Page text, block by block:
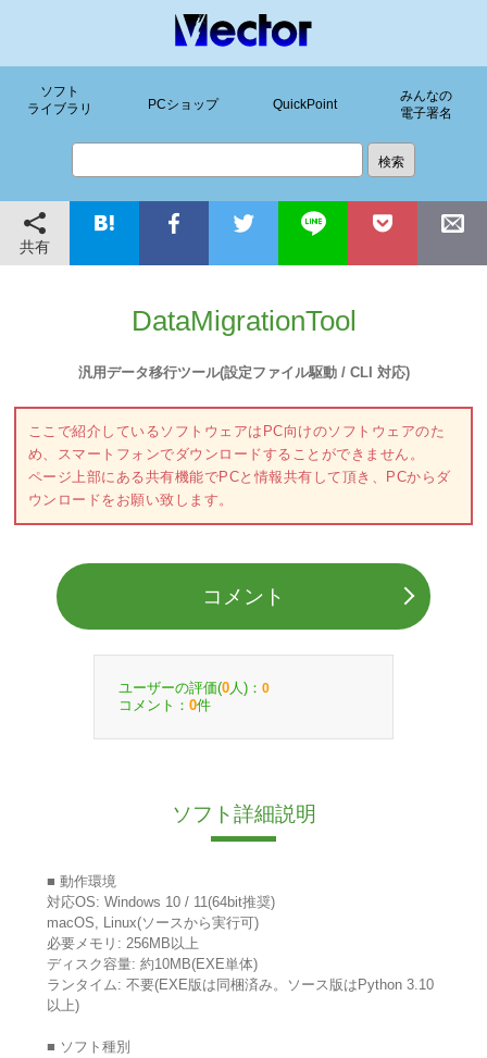
ソフト
ライブラリ
PCショップ QuickPoint
みんなの
電子署名
共有
DataMigrationTool
汎用データ移行ツール(設定ファイル駆動 / CLI 対応)
ここで紹介しているソフトウェアはPC向けのソフトウェアのた
め、スマートフォンでダウンロードすることができません。
ページ上部にある共有機能でPCと情報共有して頂き、PCからダ
ウンロードをお願い致します。
コメント
ユーザーの評価(0 人)： 0
コメント： 0件
ソフト詳細説明
■ 動作環境
対応OS: Windows 10 / 11(64bit推奨)
macOS, Linux(ソースから実行可)
必要メモリ: 256MB以上
ディスク容量: 約10MB(EXE単体)
ランタイム: 不要(EXE版は同梱済み。ソース版はPython 3.10
以上)
■ ソフト種別